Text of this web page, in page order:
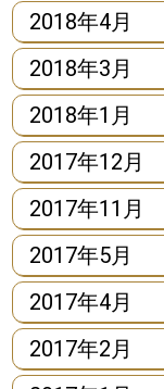
2018年4月
2018年3月
2018年1月
2017年12月
2017年11月
2017年5月
2017年4月
2017年2月